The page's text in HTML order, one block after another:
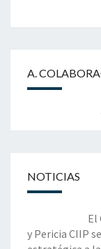
A.
NOTICIAS
El
y Pericia CIIP